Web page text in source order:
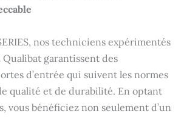
nos techniciens expérimentés
Qualibat garantissent des
d’entrée qui suivent les normes
qualité et de durabilité. En optant
vous bénéficiez non seulement d’un